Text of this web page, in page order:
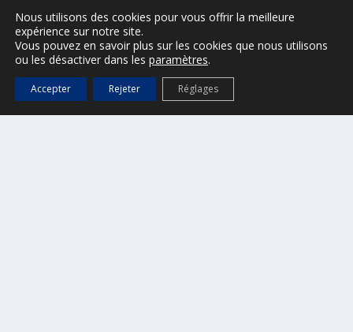
CONTACT
Ville de Saint-Tropez
2, Place de l’Hôtel de Ville
B.P. 161 – 83 992 Saint-Tropez cedex
Tel : 04 94 55 90 00
Nous utilisons des cookies pour vous offrir la meilleure
expérience sur notre site.
Vous pouvez en savoir plus sur les cookies que nous utilisons
ou les désactiver dans les paramètres.
Accepter Rejeter Réglages